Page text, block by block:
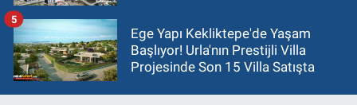
Ege Yapı Kekliktepe'de Yaşam
Başlıyor! Urla'nın Prestijli Villa
Projesinde Son 15 Villa Satışta
5